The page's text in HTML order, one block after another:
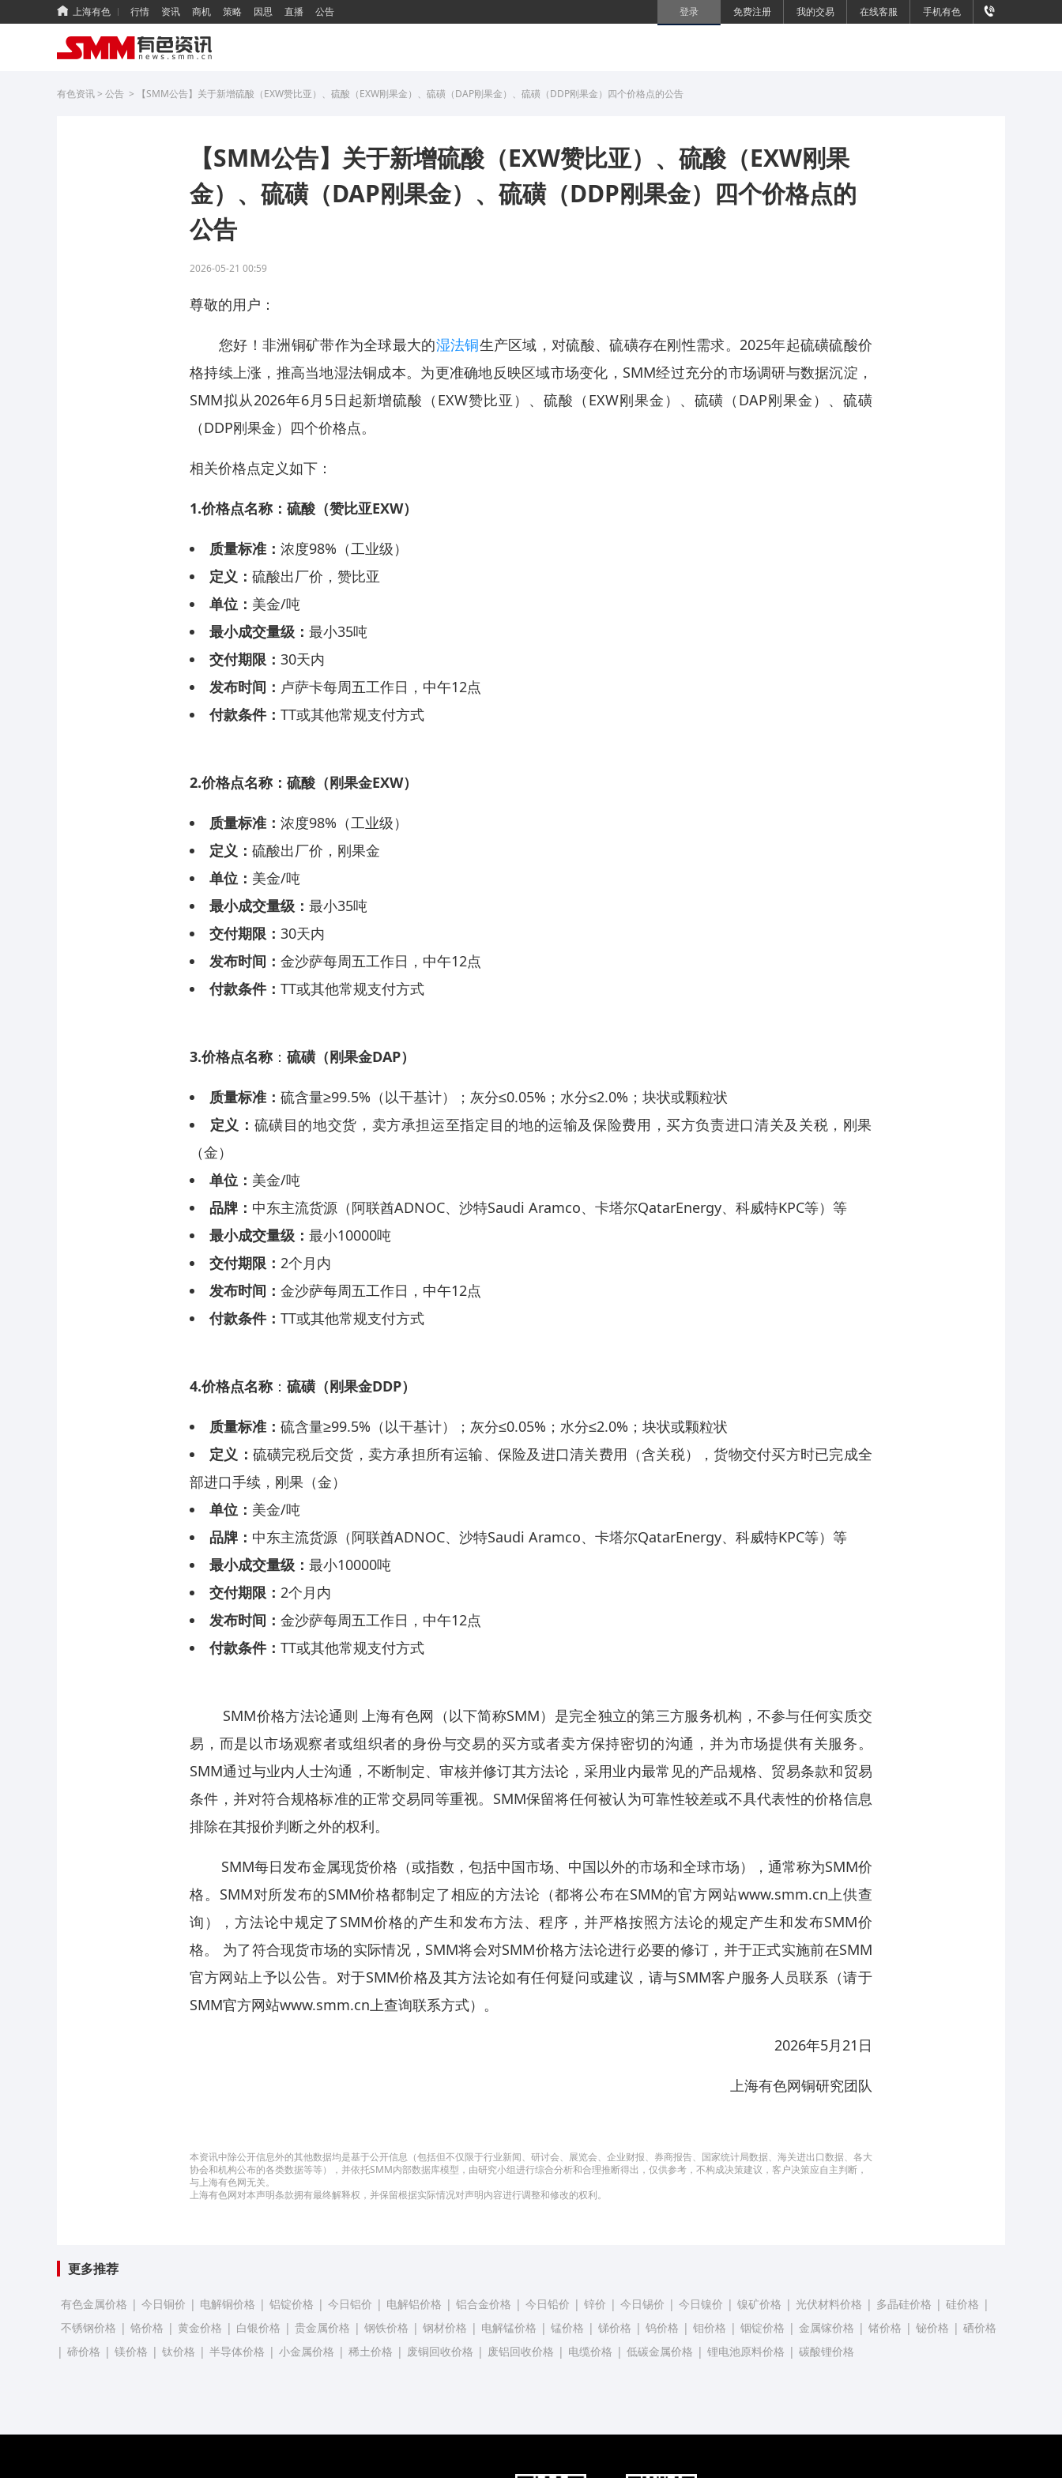
上海有色 行情 资讯 商机 策略 因思 直播 公告 登录 免费注册 我的交易 在线客服 手机有色
有色资讯> 公告 > 【SMM公告】关于新增硫酸（EXW赞比亚）、硫酸（EXW刚果金）、硫磺（DAP刚果金）、硫磺（DDP刚果金）四个价格点的公告
【SMM公告】关于新增硫酸（EXW赞比亚）、硫酸（EXW刚果
金）、硫磺（DAP刚果金）、硫磺（DDP刚果金）四个价格点的
公告
2026-05-21 00:59
尊敬的用户：
您好！非洲铜矿带作为全球最大的湿法铜生产区域，对硫酸、硫磺存在刚性需求。2025年起硫磺硫酸价
格持续上涨，推高当地湿法铜成本。为更准确地反映区域市场变化，SMM经过充分的市场调研与数据沉淀，
SMM拟从2026年6月5日起新增硫酸（EXW赞比亚）、硫酸（EXW刚果金）、硫磺（DAP刚果金）、硫磺
（DDP刚果金）四个价格点。
相关价格点定义如下：
1.价格点名称：硫酸（赞比亚EXW）
质量标准： 浓度98%（工业级）
定义： 硫酸出厂价，赞比亚
单位： 美金/吨
最小成交量级： 最小35吨
交付期限： 30天内
发布时间： 卢萨卡每周五工作日，中午12点
付款条件： TT或其他常规支付方式
2.价格点名称：硫酸（刚果金EXW）
质量标准： 浓度98%（工业级）
定义： 硫酸出厂价，刚果金
单位： 美金/吨
最小成交量级： 最小35吨
交付期限： 30天内
发布时间： 金沙萨每周五工作日，中午12点
付款条件： TT或其他常规支付方式
3.价格点名称 ： 硫磺（刚果金DAP）
质量标准： 硫含量≥99.5%（以干基计）；灰分≤0.05%；水分≤2.0%；块状或颗粒状
定义： 硫磺目的地交货，卖方承担运至指定目的地的运输及保险费用，买方负责进口清关及关税，刚果
（金）
单位： 美金/吨
品牌： 中东主流货源（阿联酋ADNOC、沙特Saudi Aramco、卡塔尔QatarEnergy、科威特KPC等）等
最小成交量级： 最小10000吨
交付期限： 2个月内
发布时间： 金沙萨每周五工作日，中午12点
付款条件： TT或其他常规支付方式
4.价格点名称 ： 硫磺（刚果金DDP）
质量标准： 硫含量≥99.5%（以干基计）；灰分≤0.05%；水分≤2.0%；块状或颗粒状
定义： 硫磺完税后交货，卖方承担所有运输、保险及进口清关费用（含关税），货物交付买方时已完成全
部进口手续，刚果（金）
单位： 美金/吨
品牌： 中东主流货源（阿联酋ADNOC、沙特Saudi Aramco、卡塔尔QatarEnergy、科威特KPC等）等
最小成交量级： 最小10000吨
交付期限： 2个月内
发布时间： 金沙萨每周五工作日，中午12点
付款条件： TT或其他常规支付方式
SMM价格方法论通则 上海有色网（以下简称SMM）是完全独立的第三方服务机构，不参与任何实质交
易，而是以市场观察者或组织者的身份与交易的买方或者卖方保持密切的沟通，并为市场提供有关服务。
SMM通过与业内人士沟通，不断制定、审核并修订其方法论，采用业内最常见的产品规格、贸易条款和贸易
条件，并对符合规格标准的正常交易同等重视。SMM保留将任何被认为可靠性较差或不具代表性的价格信息
排除在其报价判断之外的权利。
SMM每日发布金属现货价格（或指数，包括中国市场、中国以外的市场和全球市场），通常称为SMM价
格。SMM对所发布的SMM价格都制定了相应的方法论（都将公布在SMM的官方网站www.smm.cn上供查
询），方法论中规定了SMM价格的产生和发布方法、程序，并严格按照方法论的规定产生和发布SMM价
格。 为了符合现货市场的实际情况，SMM将会对SMM价格方法论进行必要的修订，并于正式实施前在SMM
官方网站上予以公告。对于SMM价格及其方法论如有任何疑问或建议，请与SMM客户服务人员联系（请于
SMM官方网站www.smm.cn上查询联系方式）。
2026年5月21日
上海有色网铜研究团队
本资讯中除公开信息外的其他数据均是基于公开信息（包括但不仅限于行业新闻、研讨会、展览会、企业财报、券商报告、国家统计局数据、海关进出口数据、各大
协会和机构公布的各类数据等等），并依托SMM内部数据库模型，由研究小组进行综合分析和合理推断得出，仅供参考，不构成决策建议，客户决策应自主判断，
与上海有色网无关。
上海有色网对本声明条款拥有最终解释权，并保留根据实际情况对声明内容进行调整和修改的权利。
更多推荐
有色金属价格 | 今日铜价 | 电解铜价格 | 铝锭价格 | 今日铝价 | 电解铝价格 | 铝合金价格 | 今日铅价 | 锌价 | 今日锡价 | 今日镍价 | 镍矿价格 | 光伏材料价格 | 多晶硅价格 | 硅价格 |
不锈钢价格 | 铬价格 | 黄金价格 | 白银价格 | 贵金属价格 | 钢铁价格 | 钢材价格 | 电解锰价格 | 锰价格 | 锑价格 | 钨价格 | 钼价格 | 铟锭价格 | 金属镓价格 | 锗价格 | 铋价格 | 硒价格
| 碲价格 | 镁价格 | 钛价格 | 半导体价格 | 小金属价格 | 稀土价格 | 废铜回收价格 | 废铝回收价格 | 电缆价格 | 低碳金属价格 | 锂电池原料价格 | 碳酸锂价格